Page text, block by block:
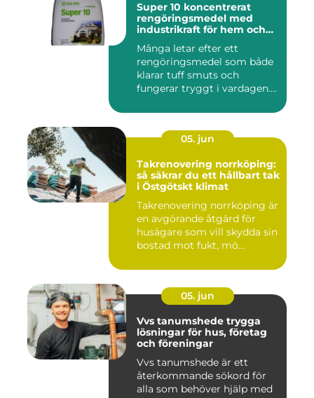
Super 10 koncentrerat
rengöringsmedel med
industrikraft för hem och
Många letar efter ett
rengöringsmedel som både
klarar tuff smuts och
fungerar tryggt i vardagen.
05. jun
Takrenovering norrköping:
så säkrar du ett hållbart tak
i Östgötskt klimat
Takrenovering norrköping är
en avgörande åtgärd för
husägare som vill skydda sin
bostad mot fukt, mö...
05. jun
Vvs tanumshede trygga
lösningar för hus, företag
och föreningar
Vvs tanumshede är ett
återkommande sökord för
alla som behöver hjälp med